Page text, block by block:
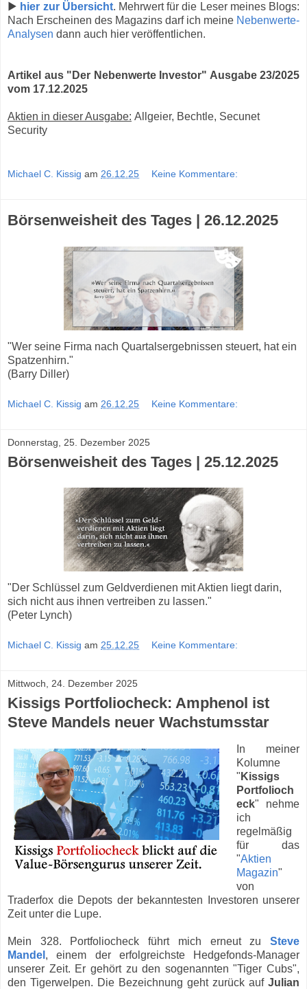
▶ hier zur Übersicht. Mehrwert für die Leser meines Blogs:
Nach Erscheinen des Magazins darf ich meine Nebenwerte-
Analysen dann auch hier veröffentlichen.
Artikel aus "Der Nebenwerte Investor" Ausgabe 23/2025
vom 17.12.2025
Aktien in dieser Ausgabe: Allgeier, Bechtle, Secunet
Security
Michael C. Kissig am 26.12.25 Keine Kommentare:
Börsenweisheit des Tages | 26.12.2025
"Wer seine Firma nach Quartalsergebnissen steuert, hat ein
Spatzenhirn."
(Barry Diller)
Michael C. Kissig am 26.12.25 Keine Kommentare:
Donnerstag, 25. Dezember 2025
Börsenweisheit des Tages | 25.12.2025
"Der Schlüssel zum Geldverdienen mit Aktien liegt darin,
sich nicht aus ihnen vertreiben zu lassen."
(Peter Lynch)
Michael C. Kissig am 25.12.25 Keine Kommentare:
Mittwoch, 24. Dezember 2025
Kissigs Portfoliocheck: Amphenol ist
Steve Mandels neuer Wachstumsstar
In meiner
Kolumne
" Kissigs
Portfolioch
eck" nehme
ich
regelmäßig
für das
"Aktien
Magazin"
von
Traderfox die Depots der bekanntesten Investoren unserer
Zeit unter die Lupe.
Mein 328. Portfoliocheck führt mich erneut zu Steve
Mandel , einem der erfolgreichste Hedgefonds-Manager
unserer Zeit. Er gehört zu den sogenannten "Tiger Cubs",
den Tigerwelpen. Die Bezeichnung geht zurück auf Julian